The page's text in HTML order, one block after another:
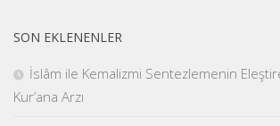
SON EKLENENLER
İslâm ile Kemalizmi Sentezlemenin
Kur’ana Arzı